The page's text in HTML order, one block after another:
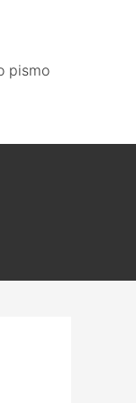
pismo